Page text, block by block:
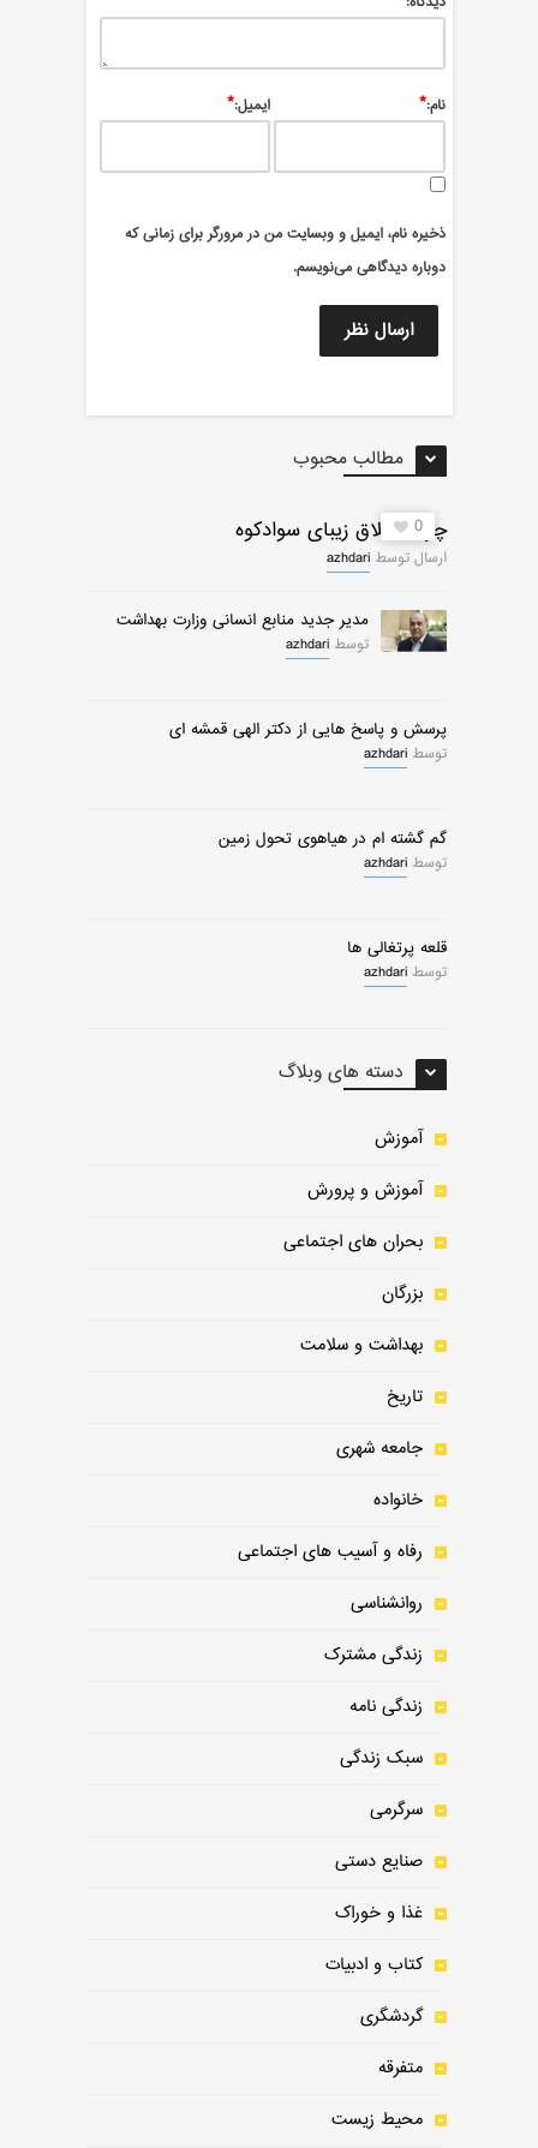
نام:* ایمیل:*
ذخیره نام، ایمیل و وبسایت من در مرورگر برای زمانی که
دوباره دیدگاهی می‌نویسم.
مطالب محبوب
0
چرات ییلاق زیبای سوادکوه
ارسال توسطazhdari
مدیر جدید منابع انسانی وزارت بهداشت
توسطazhdari
پرسش و پاسخ هایی از دکتر الهی قمشه ای
توسطazhdari
گم گشته ام در هیاهوی تحول زمین
توسطazhdari
قلعه پرتغالی ها
توسطazhdari
دسته های وبلاگ
آموزش
آموزش و پرورش
بحران های اجتماعی
بزرگان
بهداشت و سلامت
تاریخ
جامعه شهری
خانواده
رفاه و آسیب های اجتماعی
روانشناسی
زندگی مشترک
زندگی نامه
سبک زندگی
سرگرمی
صنایع دستی
غذا و خوراک
کتاب و ادبیات
گردشگری
متفرقه
محیط زیست